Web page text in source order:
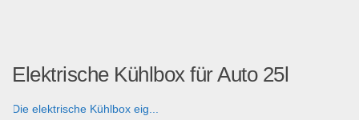
Elektrische Kühlbox für Auto 25l
Die elektrische Kühlbox eig...